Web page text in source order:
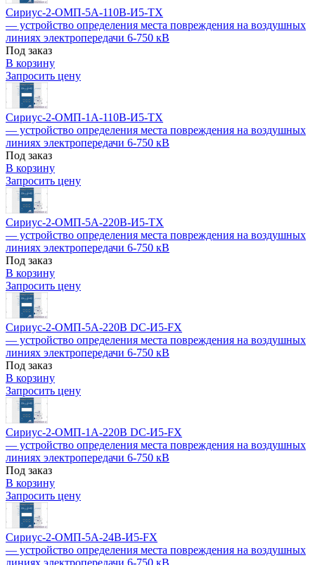
Сириус-2-ОМП-5А-110В-И5-TX
— устройство определения места повреждения на воздушных
линиях электропередачи 6-750 кВ
Под заказ
В корзину
Запросить цену
Сириус-2-ОМП-1А-110В-И5-TX
— устройство определения места повреждения на воздушных
линиях электропередачи 6-750 кВ
Под заказ
В корзину
Запросить цену
Сириус-2-ОМП-5А-220В-И5-TX
— устройство определения места повреждения на воздушных
линиях электропередачи 6-750 кВ
Под заказ
В корзину
Запросить цену
Сириус-2-ОМП-5А-220В DC-И5-FX
— устройство определения места повреждения на воздушных
линиях электропередачи 6-750 кВ
Под заказ
В корзину
Запросить цену
Сириус-2-ОМП-1А-220В DC-И5-FX
— устройство определения места повреждения на воздушных
линиях электропередачи 6-750 кВ
Под заказ
В корзину
Запросить цену
Сириус-2-ОМП-5А-24В-И5-FX
— устройство определения места повреждения на воздушных
линиях электропередачи 6-750 кВ